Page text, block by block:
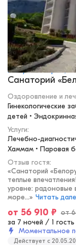
Республика Крым,
Санаторий
Оздоровление и
Гинекологические
детей •
Услуги:
Лечебно-
Хаммам • Паровая
Отзыв гостя:
«Санаторий
теплые
уровне: радоновые
море...» Читать
от 56 910 ₽ от
за 7 ночей / 1 гость
Моментальное
Действует c